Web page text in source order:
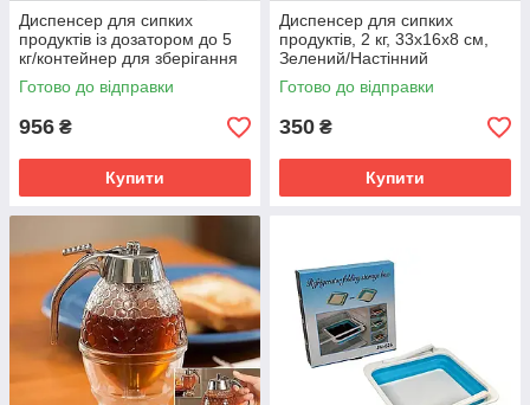
Диспенсер для сипких
продуктів із дозатором до 5
кг/контейнер для зберігання
круп/ Органайзер для круп
SV227
Готово до відправки
956 ₴
Купити
Диспенсер для сипких
продуктів, 2 кг, 33х16х8 см,
Зелений/Настінний
органайзер для круп із
дозатором SV227
Готово до відправки
350 ₴
Купити